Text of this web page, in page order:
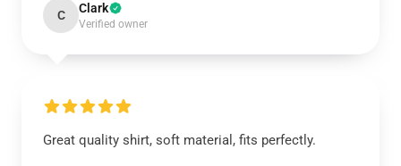
C Clark
Verified owner
Great quality shirt, soft material, fits perfectly.